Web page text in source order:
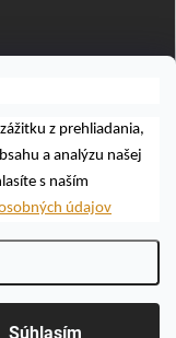
z prehliadania,
a analýzu našej
s naším
údajov
Súhlasím
Hľadať
O.K., s.r.o..
cookies